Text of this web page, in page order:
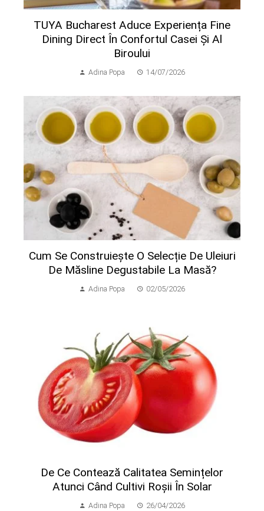
TUYA Bucharest Aduce Experiența Fine
Dining Direct În Confortul Casei Și Al
Biroului
Adina Popa 14/07/2026
Cum Se Construiește O Selecție De Uleiuri
De Măsline Degustabile La Masă?
Adina Popa 02/05/2026
​De Ce Contează Calitatea Semințelor
Atunci Când Cultivi Roșii În Solar
Adina Popa 26/04/2026